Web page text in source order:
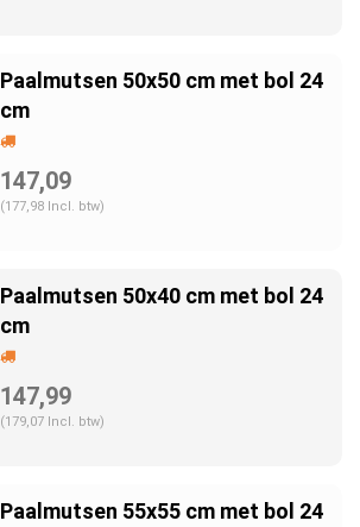
Paalmutsen 50x50 cm met bol 24
cm
147,09
(177,98 Incl. btw)
Paalmutsen 50x40 cm met bol 24
cm
147,99
(179,07 Incl. btw)
Paalmutsen 55x55 cm met bol 24